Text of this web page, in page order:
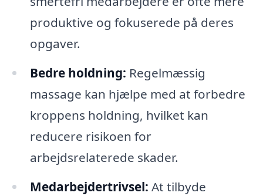
produktive og fokuserede på deres
opgaver.
Bedre holdning: Regelmæssig
massage kan hjælpe med at forbedre
kroppens holdning, hvilket kan
reducere risikoen for
arbejdsrelaterede skader.
Medarbejdertrivsel: At tilbyde